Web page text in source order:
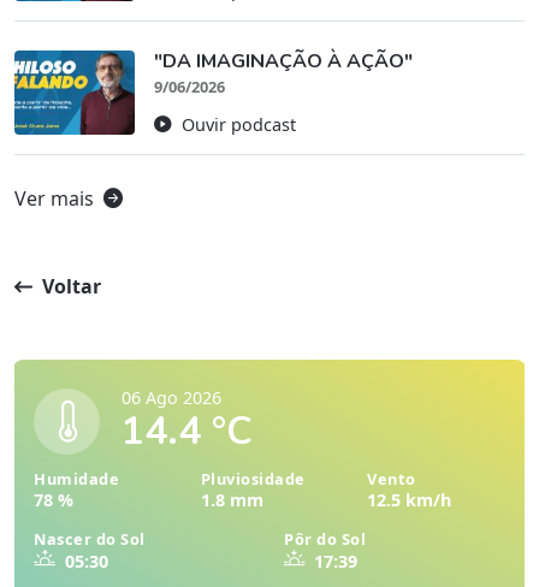
"DA IMAGINAÇÃO À AÇÃO"
9/06/2026
Ouvir podcast
Ver mais
Voltar
06 Ago 2026
14.4 °C
Humidade
78 %
Pluviosidade
1.8 mm
Vento
12.5 km/h
Nascer do Sol
05:30
Pôr do Sol
17:39